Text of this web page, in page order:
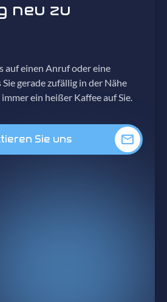
neu zu
auf einen Anruf oder eine
gerade zufällig in der Nähe
ein heißer Kaffee auf Sie.
Sie uns